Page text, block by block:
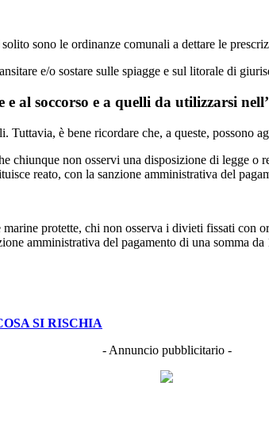
sono le ordinanze comunali a dettare le
e/o sostare sulle spiagge e sul litorale di
al soccorso e a quelli da utilizzarsi
è bene ricordare che, a queste, possono
chiunque non osservi una disposizione di legge
reato, con la sanzione amministrativa del
protette, chi non osserva i divieti fissati
amministrativa del pagamento di una somma da
SI RISCHIA
- Annuncio pubblicitario -